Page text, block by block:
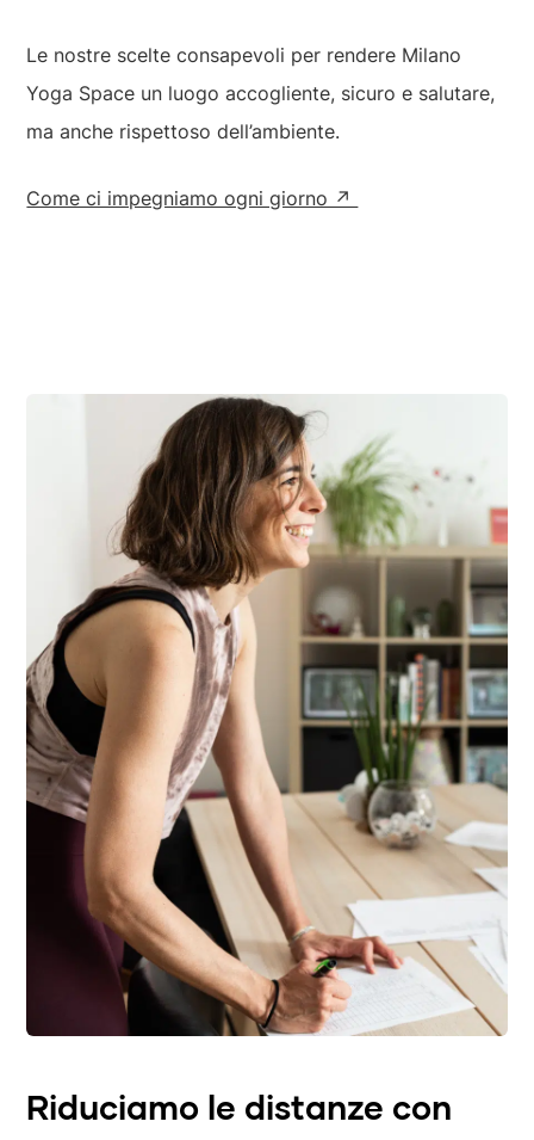
Le nostre scelte consapevoli per rendere Milano
Yoga Space un luogo accogliente, sicuro e salutare,
ma anche rispettoso dell’ambiente.
Come ci impegniamo ogni giorno ↗︎
Riduciamo le distanze con